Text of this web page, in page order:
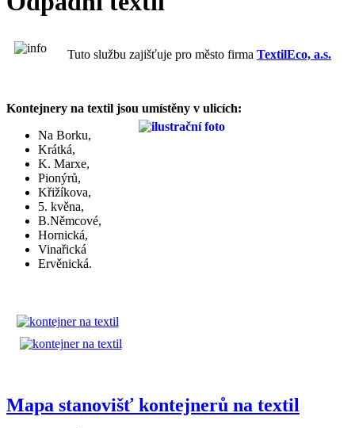
Tuto službu zajišťuje pro město firma TextilEco, a.s.
Kontejnery na textil jsou umístěny v ulicích:
Na Borku,
Krátká,
K. Marxe,
Pionýrů,
Křižíkova,
5. kvěna,
B.Němcové,
Hornická,
Vinařická
Ervěnická.
Mapa stanovišť kontejnerů na textil